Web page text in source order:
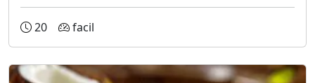
20 facil